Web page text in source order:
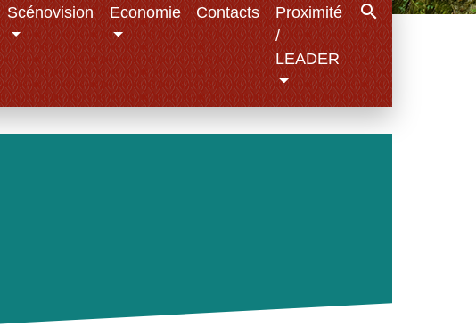
Scénovision Economie Contacts
Proximité
/
LEADER
search